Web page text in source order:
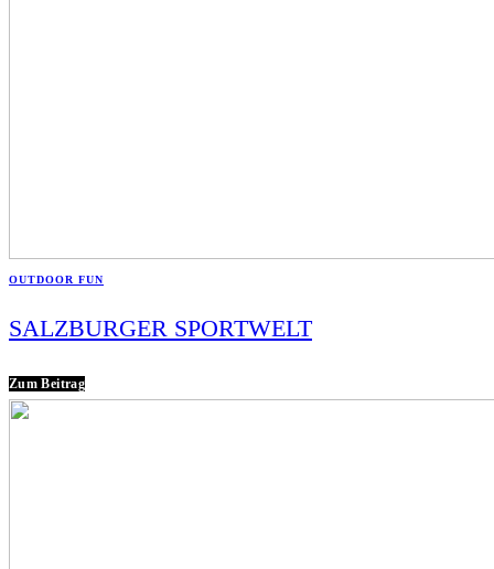
OUTDOOR FUN
SALZBURGER SPORTWELT
Zum Beitrag